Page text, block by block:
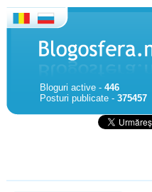
Bloguri active - 446
Posturi publicate - 375457